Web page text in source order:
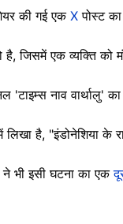
की गई एकXपोस्ट
जिसमें एक व्यक्ति को
'टाइम्स नाव वार्थालु'
लिखा है, "इंडोनेशिया के
ने भी इसी घटना का एक